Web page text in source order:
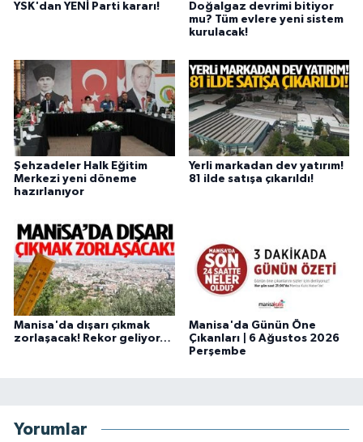
YSK'dan YENİ Parti kararı!
Doğalgaz devrimi bitiyor
mu? Tüm evlere yeni sistem
kurulacak!
Şehzadeler Halk Eğitim
Merkezi yeni döneme
hazırlanıyor
Yerli markadan dev yatırım!
81 ilde satışa çıkarıldı!
Manisa'da dışarı çıkmak
zorlaşacak! Rekor geliyor…
Manisa'da Günün Öne
Çıkanları | 6 Ağustos 2026
Perşembe
Yorumlar